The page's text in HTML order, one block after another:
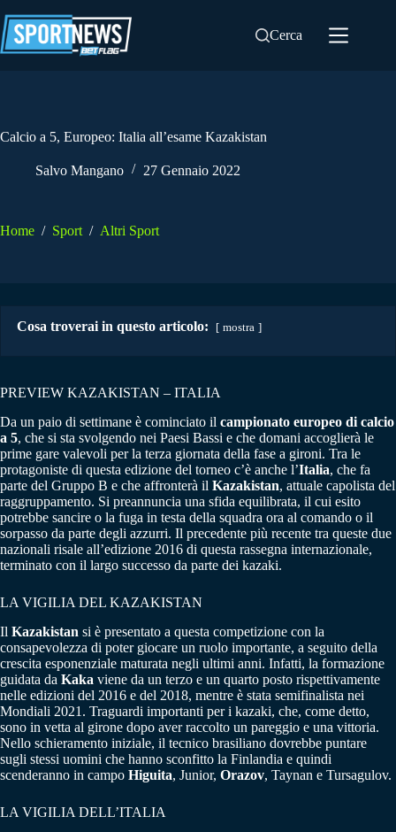
al
contenuto
Cerca
Calcio a 5, Europeo: Italia all’esame Kazakistan
Salvo Mangano 27 Gennaio 2022
Home / Sport / Altri Sport
Cosa troverai in questo articolo: mostra
PREVIEW KAZAKISTAN – ITALIA
Da un paio di settimane è cominciato il campionato europeo di calcio
a 5, che si sta svolgendo nei Paesi Bassi e che domani accoglierà le
prime gare valevoli per la terza giornata della fase a gironi. Tra le
protagoniste di questa edizione del torneo c’è anche l’Italia, che fa
parte del Gruppo B e che affronterà il Kazakistan, attuale capolista del
raggruppamento. Si preannuncia una sfida equilibrata, il cui esito
potrebbe sancire o la fuga in testa della squadra ora al comando o il
sorpasso da parte degli azzurri. Il precedente più recente tra queste due
nazionali risale all’edizione 2016 di questa rassegna internazionale,
terminato con il largo successo da parte dei kazaki.
LA VIGILIA DEL KAZAKISTAN
Il Kazakistan si è presentato a questa competizione con la
consapevolezza di poter giocare un ruolo importante, a seguito della
crescita esponenziale maturata negli ultimi anni. Infatti, la formazione
guidata da Kaka viene da un terzo e un quarto posto rispettivamente
nelle edizioni del 2016 e del 2018, mentre è stata semifinalista nei
Mondiali 2021. Traguardi importanti per i kazaki, che, come detto,
sono in vetta al girone dopo aver raccolto un pareggio e una vittoria.
Nello schieramento iniziale, il tecnico brasiliano dovrebbe puntare
sugli stessi uomini che hanno sconfitto la Finlandia e quindi
scenderanno in campo Higuita, Junior, Orazov, Taynan e Tursagulov.
LA VIGILIA DELL’ITALIA